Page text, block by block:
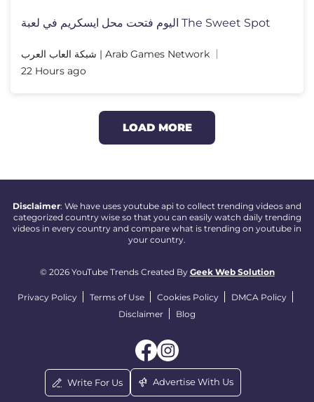
اليوم فتحت محل ايسكريم في لعبة The Sweet Spot
شبكة العاب العرب | Arab Games Network
22 Hours ago
LOAD MORE
Disclaimer: We have uses youtube api to collect trending videos and
categorized country wise so that you can easily watch daily trending
videos in every country and compare what is trending on youtube in
your country.
© 2026 YouTube Trends Created By Geek Web Solution
Privacy Policy Terms of Use Cookies Policy
DMCA Policy
Disclaimer
Blog
Write For Us Advertise With Us